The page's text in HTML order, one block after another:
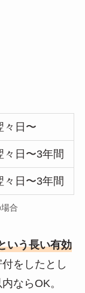
々日〜
々日〜3年間
々日〜3年間
合
いう長い有効
をしたとし
ならOK。